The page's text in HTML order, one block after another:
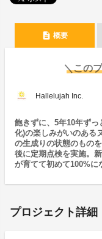
description 概要
＼この
Hallelujah Inc.
飽きずに、5年10年ず
化)の楽しみがいのある
の生成りの状態のもの
後に定期点検を実施。
が育てて初めて100%に
プロジェクト詳細